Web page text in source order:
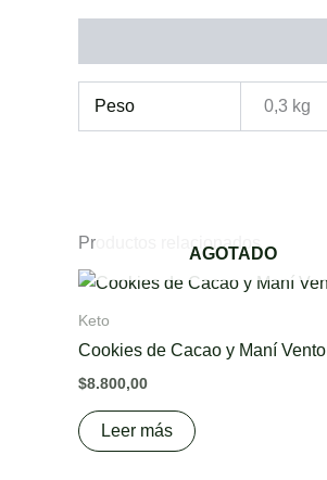
Peso 0,3 kg
Productos relacionados
AGOTADO
Keto
Cookies de Cacao y Maní Vento
$8.800,00
Leer más